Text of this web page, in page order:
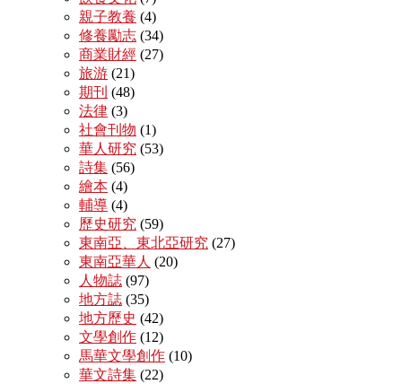
親子教養 (4)
修養勵志 (34)
商業財經 (27)
旅游 (21)
期刊 (48)
法律 (3)
社會刊物 (1)
華人研究 (53)
詩集 (56)
繪本 (4)
輔導 (4)
歷史研究 (59)
東南亞、東北亞研究 (27)
東南亞華人 (20)
人物誌 (97)
地方誌 (35)
地方歷史 (42)
文學創作 (12)
馬華文學創作 (10)
華文詩集 (22)